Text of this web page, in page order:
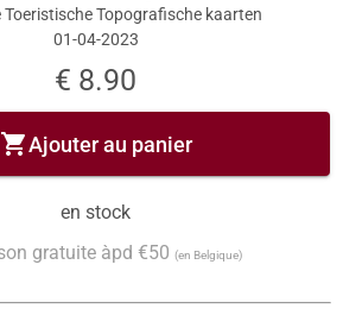
Toeristische Topografische kaarten
01-04-2023
€ 8.90
shopping_cartAjouter au panier
en stock
gratuite àpd €50 (en Belgique)